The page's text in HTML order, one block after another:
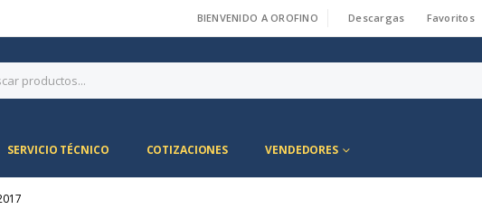
BIENVENIDO A OROFINO Descargas Favoritos
SERVICIO TÉCNICO COTIZACIONES VENDEDORES